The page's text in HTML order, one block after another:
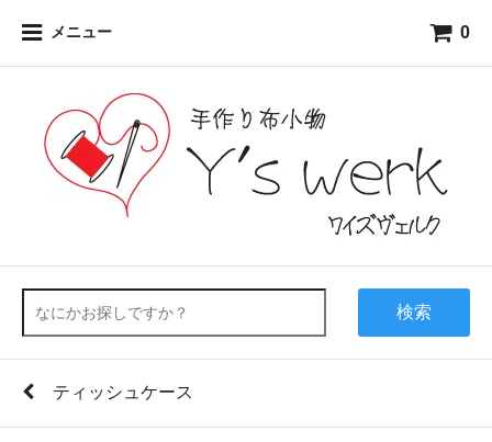
メニュー 0
検索
ティッシュケース